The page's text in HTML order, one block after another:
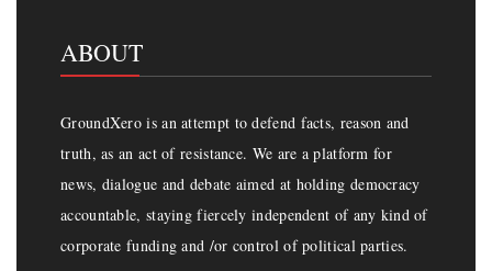
ABOUT
GroundXero is an attempt to defend facts, reason and
truth, as an act of resistance. We are a platform for
news, dialogue and debate aimed at holding democracy
accountable, staying fiercely independent of any kind of
corporate funding and /or control of political parties.